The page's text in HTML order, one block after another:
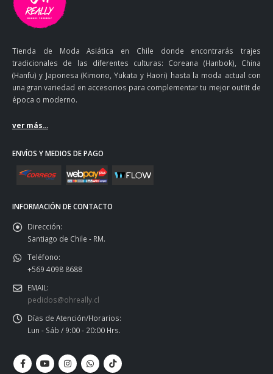
Tienda de Moda Asiática en Chile donde encontrarás trajes
tradicionales de las diferentes culturas: Coreana (Hanbok), China
(Hanfu) y Japonesa (Kimono, Yukata y Haori) hasta la moda actual con
una gran variedad en accesorios para complementar tu mejor outfit de
época o moderno.
ver más...
ENVÍOS Y MEDIOS DE PAGO
INFORMACIÓN DE CONTACTO
Dirección:
Santiago de Chile - RM.
Teléfono:
+569 4098 8688
EMAIL:
pedidos@ohreally.cl
Días de Atención/Horarios:
Lun - Sáb / 9:00 - 20:00 Hrs.